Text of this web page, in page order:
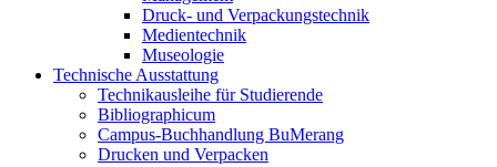
Druck- und Verpackungstechnik
Medientechnik
Museologie
Technische Ausstattung
Technikausleihe für Studierende
Bibliographicum
Campus-Buchhandlung BuMerang
Drucken und Verpacken